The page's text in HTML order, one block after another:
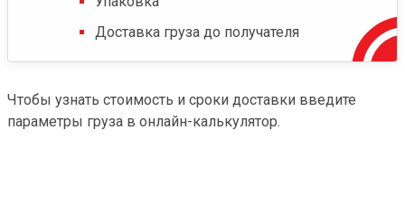
Доставка груза до получателя
Чтобы узнать стоимость и сроки доставки введите
параметры груза в онлайн-калькулятор.